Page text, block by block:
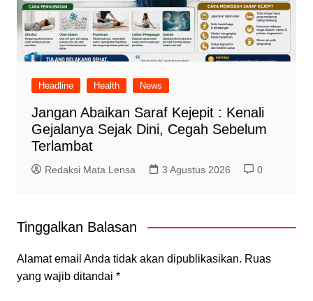
Headline Health News
Jangan Abaikan Saraf Kejepit : Kenali
Gejalanya Sejak Dini, Cegah Sebelum
Terlambat
Redaksi Mata Lensa 3 Agustus 2026 0
Tinggalkan Balasan
Alamat email Anda tidak akan dipublikasikan. Ruas
yang wajib ditandai *